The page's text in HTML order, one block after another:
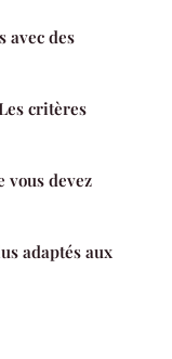
avec des
critères
vous devez
adaptés aux